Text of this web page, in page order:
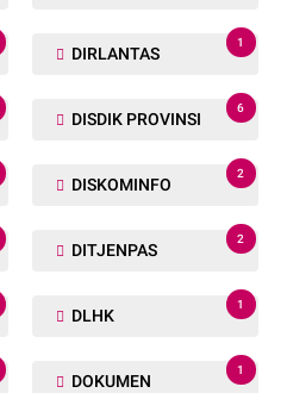
DIRLANTAS
1
DISDIK PROVINSI
6
DISKOMINFO
2
DITJENPAS
2
DLHK
1
DOKUMEN
1